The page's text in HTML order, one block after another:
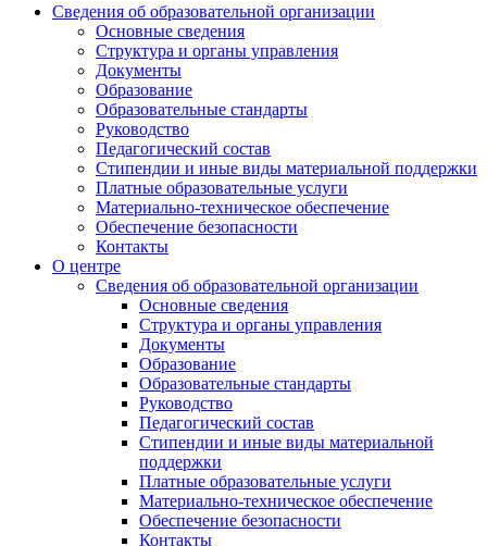
Сведения об образовательной организации
Основные сведения
Структура и органы управления
Документы
Образование
Образовательные стандарты
Руководство
Педагогический состав
Стипендии и иные виды материальной поддержки
Платные образовательные услуги
Материально-техническое обеспечение
Обеспечение безопасности
Контакты
О центре
Сведения об образовательной организации
Основные сведения
Структура и органы управления
Документы
Образование
Образовательные стандарты
Руководство
Педагогический состав
Стипендии и иные виды материальной
поддержки
Платные образовательные услуги
Материально-техническое обеспечение
Обеспечение безопасности
Контакты